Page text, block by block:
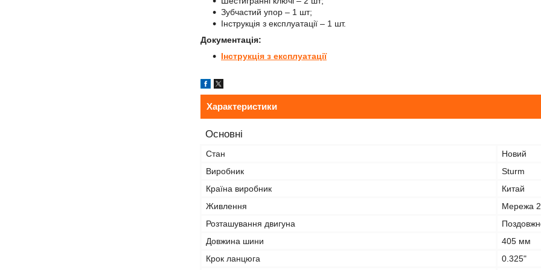
Зубчастий упор – 1 шт;
Інструкція з експлуатації – 1 шт.
Документація:
Інструкція з експлуатації
Характеристики
Основні
Стан
Новий
Виробник
Sturm
Країна виробник
Китай
Живлення
Мережа
Розташування двигуна
Довжина шини
405 мм
Крок ланцюга
0.325"